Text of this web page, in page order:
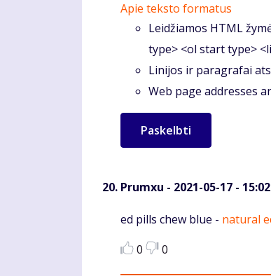
Apie teksto formatus
Leidžiamos HTML
type> <ol start type>
Linijos ir paragrafai
Web page addresses
Prumxu - 2021-05-17 - 15:02
Komentaras
ed pills chew blue - natural
0
0